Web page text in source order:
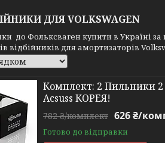
ДЛЯ VOLKSWAGEN
до Фольксваген купити в Україні
відбійників для амортизаторів
Комплект: 2 Пильники 2
Acsuss КОРЕЯ!
782 ₴/комплект 626 ₴/
Готово до відправки